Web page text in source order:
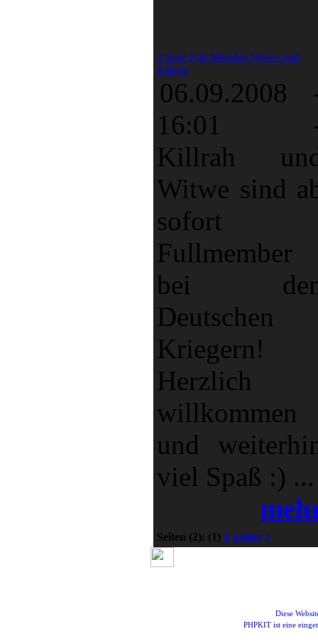
2 neue Full-Member Witwe und
Killrah
06.09.2008
16:01
Killrah
Witwe sind
sofort
Fullmember
bei
Deutschen
Kriegern!
Herzlich
willkommen
und
viel Spaß :) ...
Seiten (2): (1) 2 weiter >
Diese
PHPKIT ist eine